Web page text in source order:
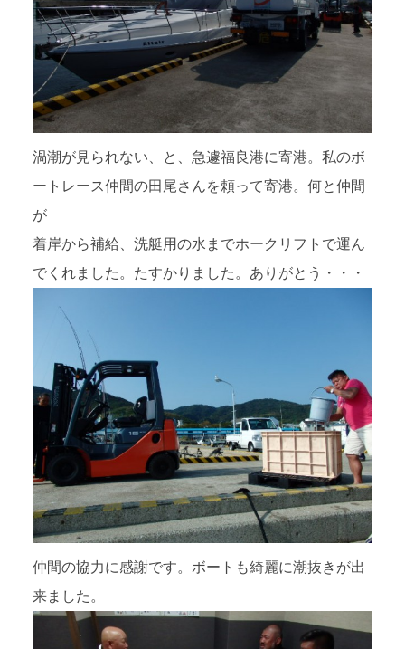
渦潮が見られない、と、急遽福良港に寄港。私のボ
ートレース仲間の田尾さんを頼って寄港。何と仲間
が
着岸から補給、洗艇用の水までホークリフトで運ん
でくれました。たすかりました。ありがとう・・・
仲間の協力に感謝です。ボートも綺麗に潮抜きが出
来ました。